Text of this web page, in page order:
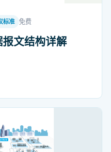
标准 免费
文结构详解